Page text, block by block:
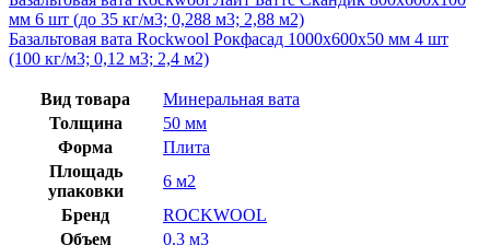
мм 6 шт (до 35 кг/м3; 0,288 м3; 2,88 м2)
Базальтовая вата Rockwool Рокфасад 1000х600х50 мм 4 шт
(100 кг/м3; 0,12 м3; 2,4 м2)
Вид товара
Минеральная вата
Толщина
50 мм
Форма
Плита
Площадь
упаковки
6 м2
Бренд
ROCKWOOL
Объем
0.3 м3